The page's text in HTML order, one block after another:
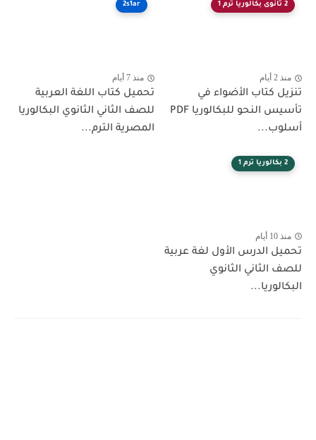
2 ثانوى بكالوريا ترم 1
منذ 2 أيام
تنزيل كتاب الأضواء في
تأسيس النحو للبكالوريا PDF
أسلوب...
2s1ar
منذ 7 أيام
تحميل كتاب اللغة العربية
للصف الثاني الثانوي البكالوريا
المصرية الترم...
2 بكالوريا ترم 1
منذ 10 أيام
تحميل الدرس الأول لغة عربية
للصف الثاني الثانوي
البكالوريا...